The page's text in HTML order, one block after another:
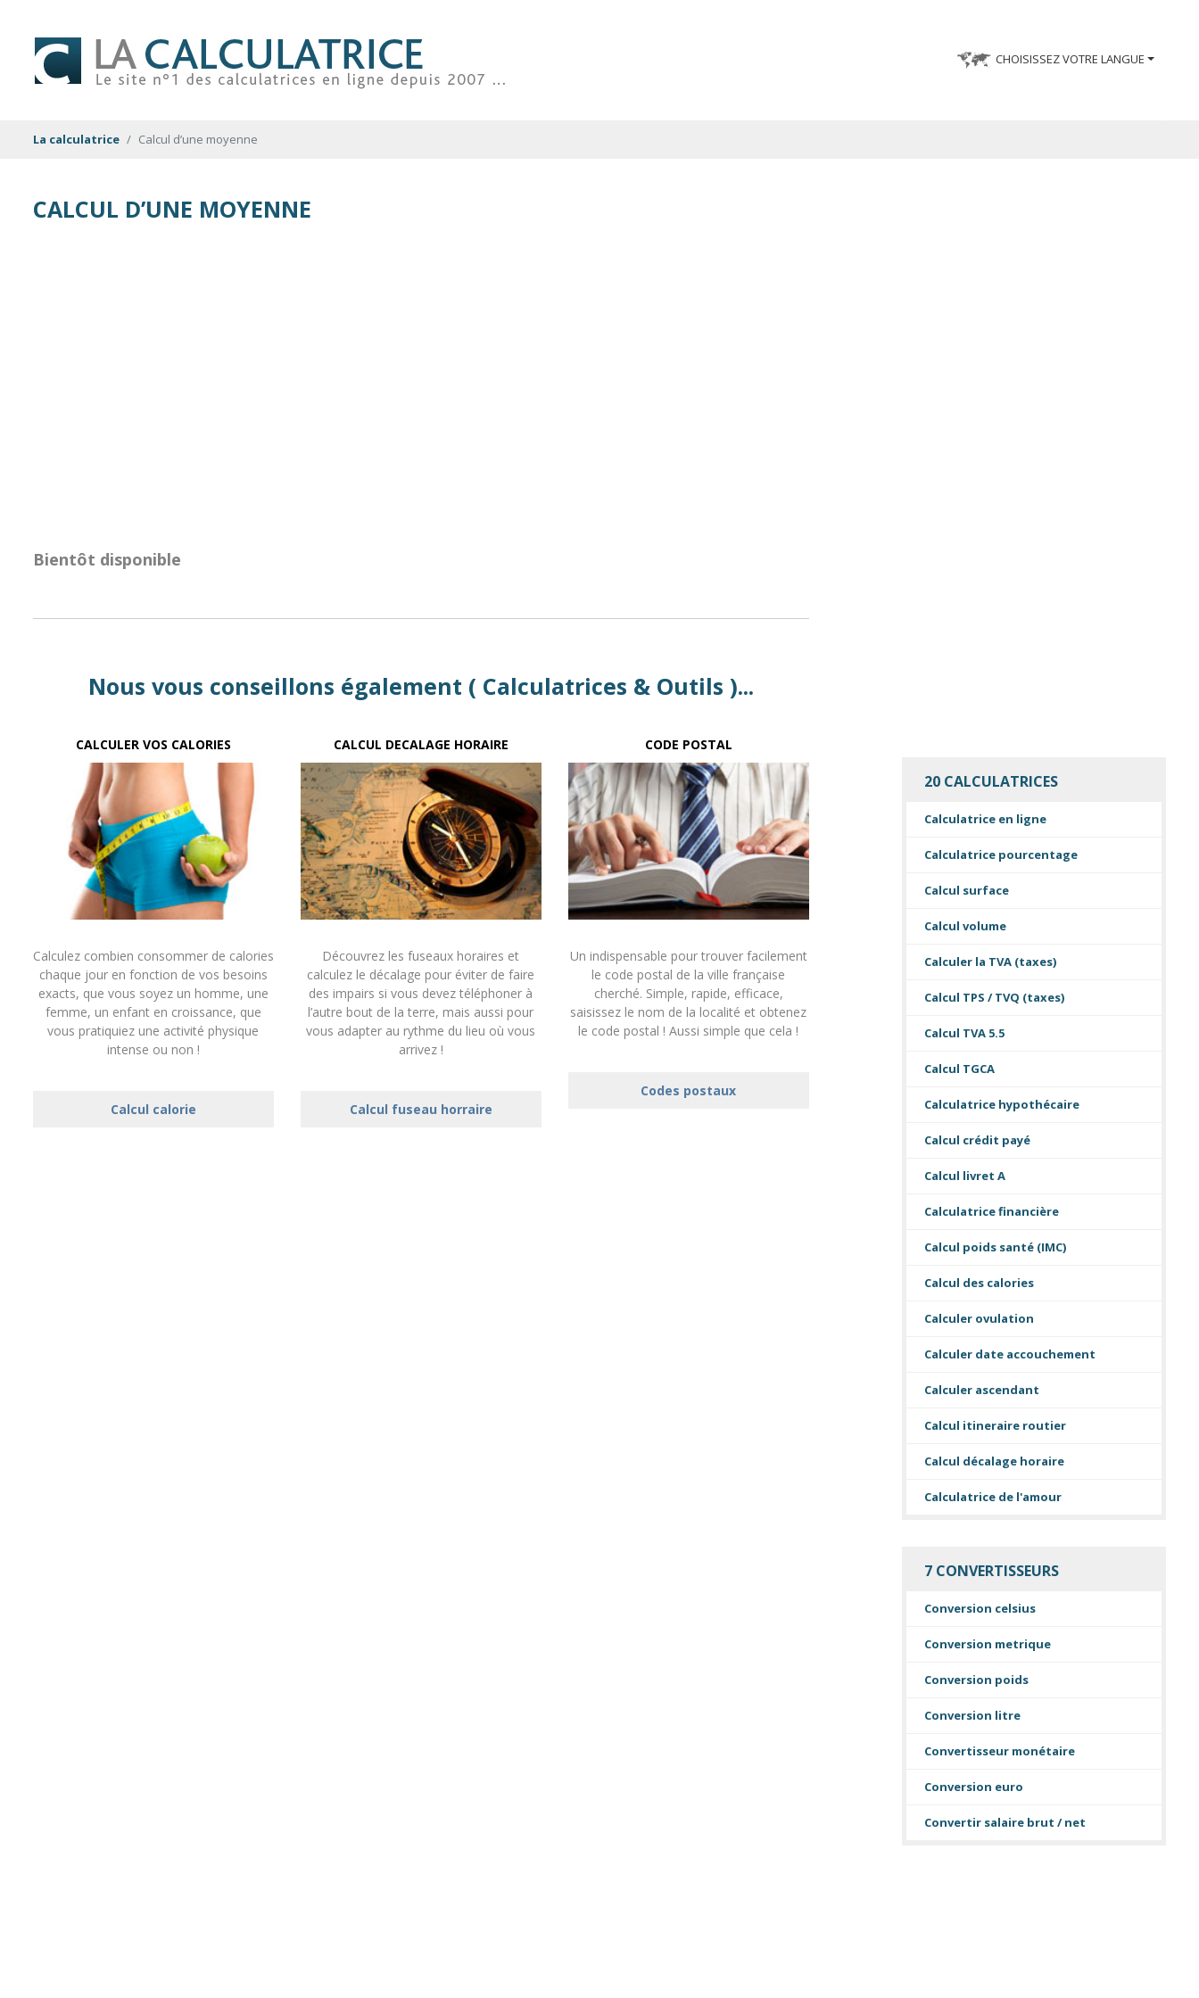
CHOISISSEZ VOTRE LANGUE
La calculatrice Calcul d’une moyenne
CALCUL D’UNE MOYENNE
Bientôt disponible
Nous vous conseillons également ( Calculatrices & Outils )...
CALCULER VOS CALORIES
Calculez combien consommer de calories
chaque jour en fonction de vos besoins
exacts, que vous soyez un homme, une
femme, un enfant en croissance, que
vous pratiquiez une activité physique
intense ou non !
Calcul calorie
CALCUL DECALAGE HORAIRE
Découvrez les fuseaux horaires et
calculez le décalage pour éviter de faire
des impairs si vous devez téléphoner à
l’autre bout de la terre, mais aussi pour
vous adapter au rythme du lieu où vous
arrivez !
Calcul fuseau horraire
CODE POSTAL
Un indispensable pour trouver facilement
le code postal de la ville française
cherché. Simple, rapide, efficace,
saisissez le nom de la localité et obtenez
le code postal ! Aussi simple que cela !
Codes postaux
20 CALCULATRICES
Calculatrice en ligne
Calculatrice pourcentage
Calcul surface
Calcul volume
Calculer la TVA (taxes)
Calcul TPS / TVQ (taxes)
Calcul TVA 5.5
Calcul TGCA
Calculatrice hypothécaire
Calcul crédit payé
Calcul livret A
Calculatrice financière
Calcul poids santé (IMC)
Calcul des calories
Calculer ovulation
Calculer date accouchement
Calculer ascendant
Calcul itineraire routier
Calcul décalage horaire
Calculatrice de l'amour
7 CONVERTISSEURS
Conversion celsius
Conversion metrique
Conversion poids
Conversion litre
Convertisseur monétaire
Conversion euro
Convertir salaire brut / net